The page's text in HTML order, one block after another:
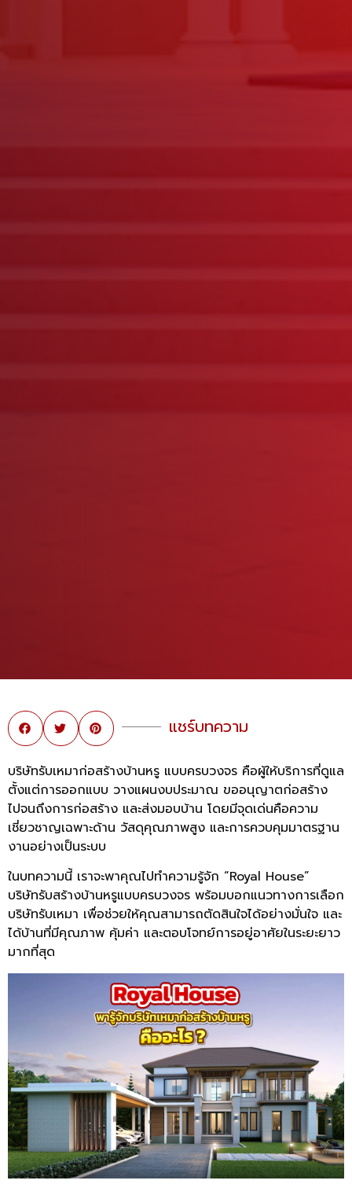
แชร์บทความ
บริษัทรับเหมาก่อสร้างบ้านหรู แบบครบวงจร คือผู้ให้บริการที่ดูแล
ตั้งแต่การออกแบบ วางแผนงบประมาณ ขออนุญาตก่อสร้าง
ไปจนถึงการก่อสร้าง และส่งมอบบ้าน โดยมีจุดเด่นคือความ
เชี่ยวชาญเฉพาะด้าน วัสดุคุณภาพสูง และการควบคุมมาตรฐาน
งานอย่างเป็นระบบ
ในบทความนี้ เราจะพาคุณไปทำความรู้จัก “Royal House”
บริษัทรับสร้างบ้านหรูแบบครบวงจร พร้อมบอกแนวทางการเลือก
บริษัทรับเหมา เพื่อช่วยให้คุณสามารถตัดสินใจได้อย่างมั่นใจ และ
ได้บ้านที่มีคุณภาพ คุ้มค่า และตอบโจทย์การอยู่อาศัยในระยะยาว
มากที่สุด